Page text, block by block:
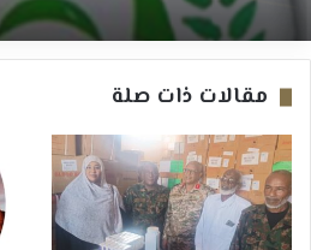
وزارة الصحة بولاية الجزيرة ــ
برس
بعانخي برس
مقالات ذات صلة